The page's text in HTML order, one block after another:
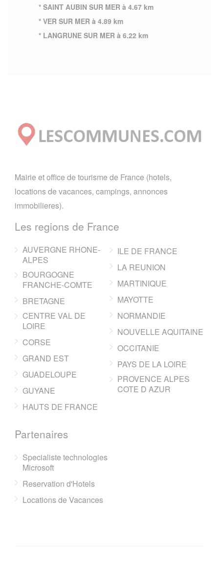
* SAINT AUBIN SUR MER à 4.67 km
* VER SUR MER à 4.89 km
* LANGRUNE SUR MER à 6.22 km
Mairie et office de tourisme de France (hotels,
locations de vacances, campings, annonces
immobilieres).
Les regions de France
AUVERGNE RHONE-
ALPES
BOURGOGNE
FRANCHE-COMTE
BRETAGNE
CENTRE VAL DE
LOIRE
CORSE
GRAND EST
GUADELOUPE
GUYANE
HAUTS DE FRANCE
ILE DE FRANCE
LA REUNION
MARTINIQUE
MAYOTTE
NORMANDIE
NOUVELLE AQUITAINE
OCCITANIE
PAYS DE LA LOIRE
PROVENCE ALPES
COTE D AZUR
Partenaires
Specialiste technologies
Microsoft
Reservation d'Hotels
Locations de Vacances